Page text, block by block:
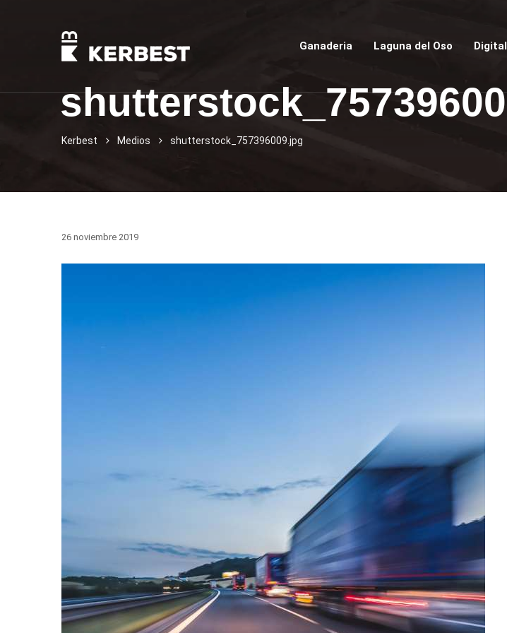
Ganaderia Laguna del Oso
Kerbest Medios shutterstock_757396009.jpg
26 noviembre 2019